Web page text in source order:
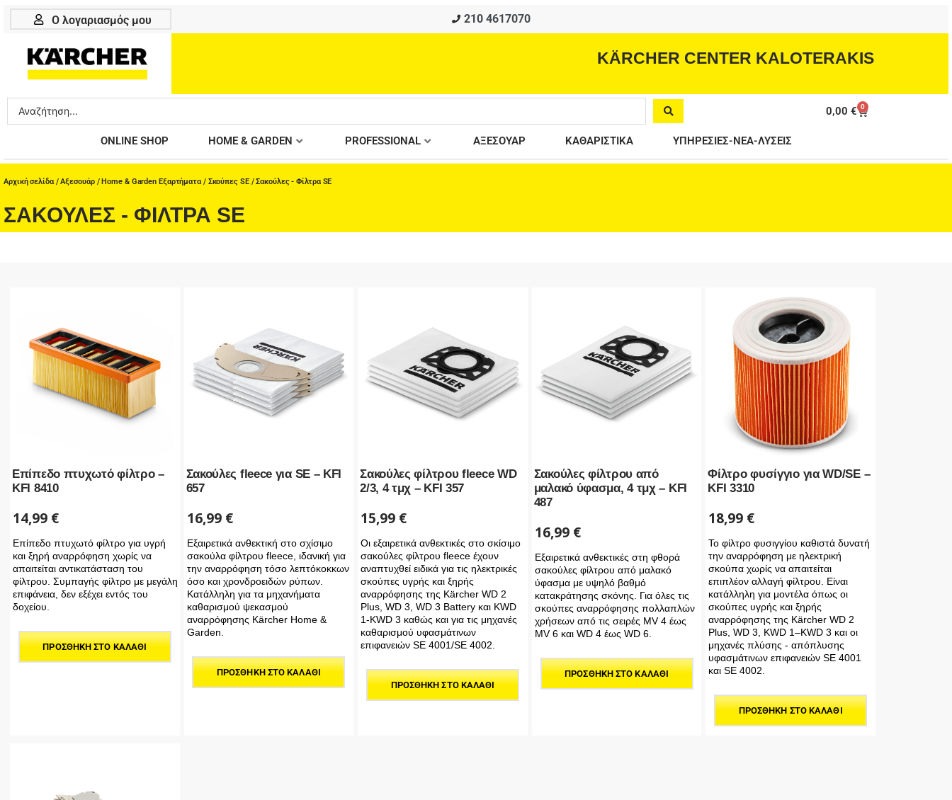
Μετάβαση
Ο λογαριασμός μου 210 4617070
KÄRCHER CENTER KALOTERAKIS
Search
...
0,00€ 0
Cart
ONLINE SHOP HOME & GARDEN PROFESSIONAL ΑΞΕΣΟΥΑΡ ΚΑΘΑΡΙΣΤΙΚΑ ΥΠΗΡΕΣΙΕΣ-ΝΕΑ-ΛΥΣΕΙΣ
Αρχική σελίδα/Αξεσουάρ/ Home & Garden Εξαρτήματα/ Σκούπες SE/ Σακούλες - Φίλτρα SE
ΣΑΚΟΎΛΕΣ - ΦΊΛΤΡΑ SE
Επίπεδο πτυχωτό φίλτρο –
KFI 8410
14,99 €
Επίπεδο πτυχωτό φίλτρο για υγρή
και ξηρή αναρρόφηση χωρίς να
απαιτείται αντικατάσταση του
φίλτρου. Συμπαγής φίλτρο με μεγάλη
επιφάνεια, δεν εξέχει εντός του
δοχείου.
ΠΡΟΣΘΉΚΗ ΣΤΟ ΚΑΛΆΘΙ
Σακούλες fleece για SE – KFI
657
16,99 €
Εξαιρετικά ανθεκτική στο σχίσιμο
σακούλα φίλτρου fleece, ιδανική για
την αναρρόφηση τόσο λεπτόκοκκων
όσο και χρονδροειδών ρύπων.
Κατάλληλη για τα μηχανήματα
καθαρισμού ψεκασμού
αναρρόφησης Kärcher Home &
Garden.
ΠΡΟΣΘΉΚΗ ΣΤΟ ΚΑΛΆΘΙ
Σακούλες φίλτρου fleece WD
2/3, 4 τμχ – KFI 357
15,99 €
Οι εξαιρετικά ανθεκτικές στο σκίσιμο
σακούλες φίλτρου fleece έχουν
αναπτυχθεί ειδικά για τις ηλεκτρικές
σκούπες υγρής και ξηρής
αναρρόφησης της Kärcher WD 2
Plus, WD 3, WD 3 Battery και KWD
1-KWD 3 καθώς και για τις μηχανές
καθαρισμού υφασμάτινων
επιφανειών SE 4001/SE 4002.
ΠΡΟΣΘΉΚΗ ΣΤΟ ΚΑΛΆΘΙ
Σακούλες φίλτρου από
μαλακό ύφασμα, 4 τμχ – KFI
487
16,99 €
Εξαιρετικά ανθεκτικές στη φθορά
σακούλες φίλτρου από μαλακό
ύφασμα με υψηλό βαθμό
κατακράτησης σκόνης. Για όλες τις
σκούπες αναρρόφησης πολλαπλών
χρήσεων από τις σειρές MV 4 έως
MV 6 και WD 4 έως WD 6.
ΠΡΟΣΘΉΚΗ ΣΤΟ ΚΑΛΆΘΙ
Φίλτρο φυσίγγιο για WD/SE –
KFI 3310
18,99 €
Το φίλτρο φυσιγγίου καθιστά δυνατή
την αναρρόφηση με ηλεκτρική
σκούπα χωρίς να απαιτείται
επιπλέον αλλαγή φίλτρου. Είναι
κατάλληλη για μοντέλα όπως οι
σκούπες υγρής και ξηρής
αναρρόφησης της Kärcher WD 2
Plus, WD 3, KWD 1–KWD 3 και οι
μηχανές πλύσης - απόπλυσης
υφασμάτινων επιφανειών SE 4001
και SE 4002.
ΠΡΟΣΘΉΚΗ ΣΤΟ ΚΑΛΆΘΙ